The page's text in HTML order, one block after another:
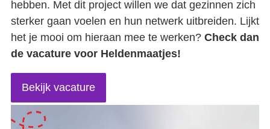
De geboorte van een sociale filmmaker
Contact
hebben. Met dit project willen we dat gezinnen zich
sterker gaan voelen en hun netwerk uitbreiden. Lijkt
het je mooi om hieraan mee te werken? Check dan
de vacature voor Heldenmaatjes!
Bekijk vacature